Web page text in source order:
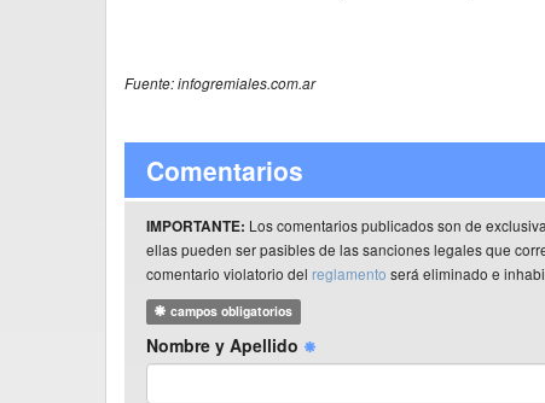
Fuente: infogremiales.com.ar
Comentarios
IMPORTANTE: Los comentarios publicados son de
ellas pueden ser pasibles de las sanciones legales que
comentario violatorio del reglamento será eliminado e
campos obligatorios
Nombre y Apellido